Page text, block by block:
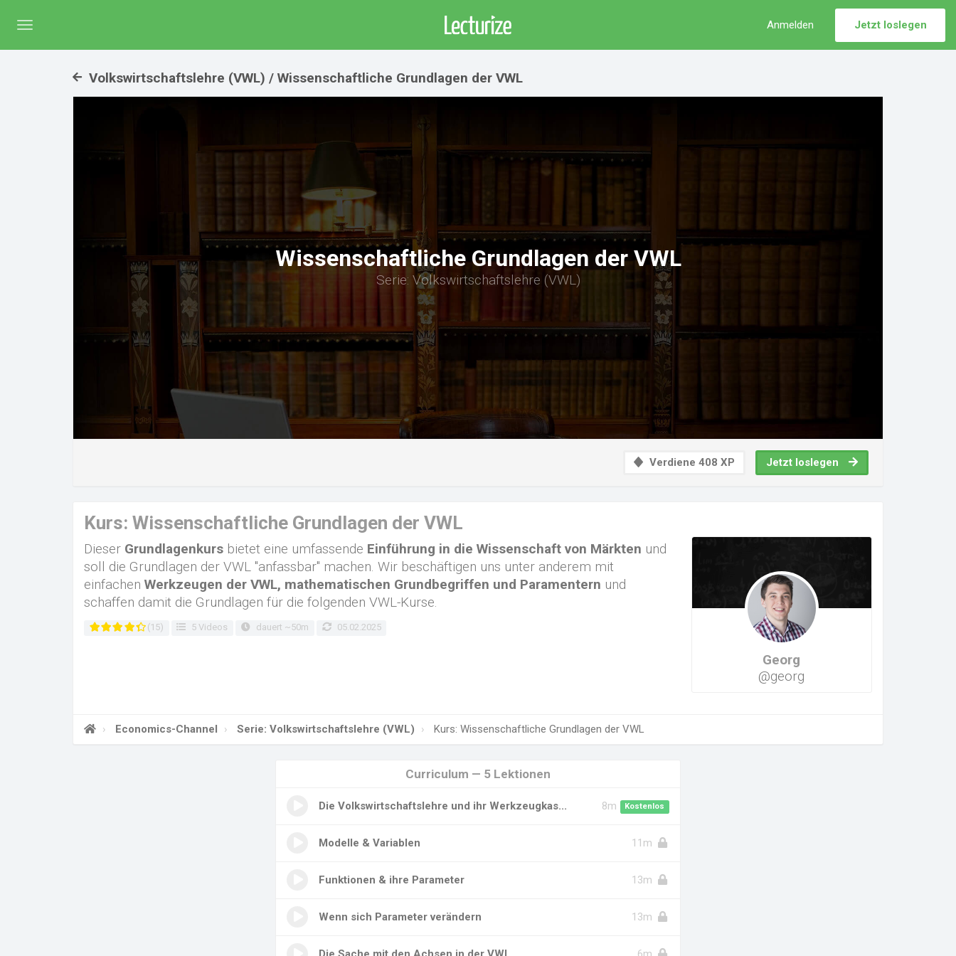
Menü
Jetzt loslegen
Anmelden
Volkswirtschaftslehre (VWL) / Wissenschaftliche Grundlagen der VWL
Wissenschaftliche Grundlagen der VWL
Serie: Volkswirtschaftslehre (VWL)
Verdiene 408 XP Jetzt loslegen
Kurs: Wissenschaftliche Grundlagen der VWL
Dieser Grundlagenkurs bietet eine umfassende Einführung in die Wissenschaft von Märkten und
soll die Grundlagen der VWL "anfassbar" machen. Wir beschäftigen uns unter anderem mit
einfachen Werkzeugen der VWL, mathematischen Grundbegriffen und Paramentern und
schaffen damit die Grundlagen für die folgenden VWL-Kurse.
(15) 5 Videos dauert ~50m 05.02.2025
Georg
@georg
Economics-Channel Serie: Volkswirtschaftslehre (VWL) Kurs: Wissenschaftliche Grundlagen der VWL
Curriculum — 5 Lektionen
Die Volkswirtschaftslehre und ihr Werkzeugkas... Kostenlos
8m
Modelle & Variablen 11m
Funktionen & ihre Parameter 13m
Wenn sich Parameter verändern 13m